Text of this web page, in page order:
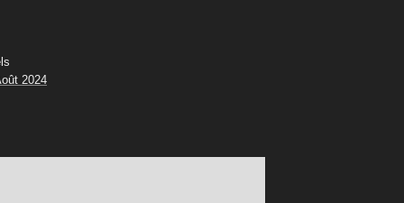
2024